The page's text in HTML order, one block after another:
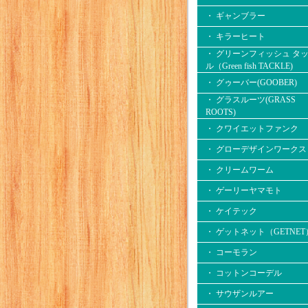
・ ギャンブラー
・ キラーヒート
・ グリーンフィッシュ タ
ル（Green fish TACKLE)
・ グゥーバー(GOOBER)
・ グラスルーツ(GRASS
ROOTS)
・ クワイエットファンク
・ グローデザインワークス
・ クリームワーム
・ ゲーリーヤマモト
・ ケイテック
・ ゲットネット（GETNET
・ コーモラン
・ コットンコーデル
・ サウザンルアー